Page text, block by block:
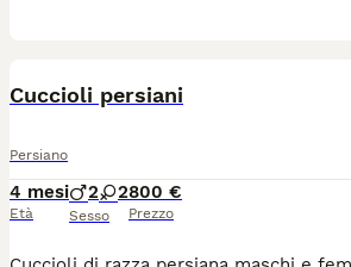
Cuccioli persiani
Persiano
4 mesi
Età
2 2
Sesso
800 €
Prezzo